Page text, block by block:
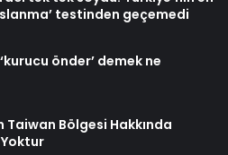
testinden geçemedi
önder’ demek ne
Taiwan Bölgesi Hakkında